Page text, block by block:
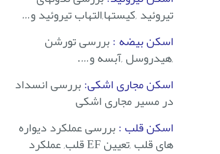
تیروئید ,کیستها,التهاب تیروئید و…
اسکن‏ بیضه : بررسی تورشن
,هیدروسل ,آبسه و….
اسکن مجاری اشکی: بررسی انسداد
در مسیر مجاری اشکی
اسکن قلب : بررسی عملکرد دیواره
های قلب ,تعیین EF قلب, عملکرد